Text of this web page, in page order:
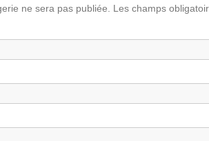
ne sera pas publiée. Les champs